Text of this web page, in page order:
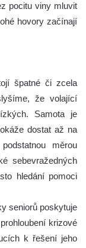
pocitu viny mluvit
hovory začínají
špatné či zcela
že volající
Samota je
dostat až na
měrou
sebevražedných
hledání pomoci
seniorů poskytuje
krizové
k řešení jeho